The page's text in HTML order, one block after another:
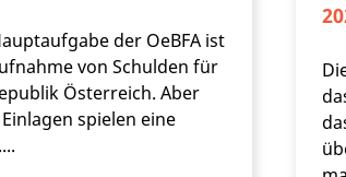
der OeBFA ist
von Schulden für
Österreich. Aber
spielen eine